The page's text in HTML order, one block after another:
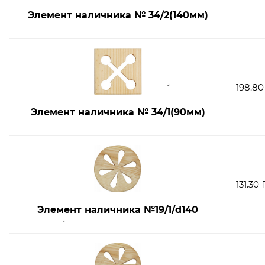
Элемент наличника № 34/2(140мм)
Элемент наличника № 34/1(90мм)
Элемент наличника №19/1/d140
131.30